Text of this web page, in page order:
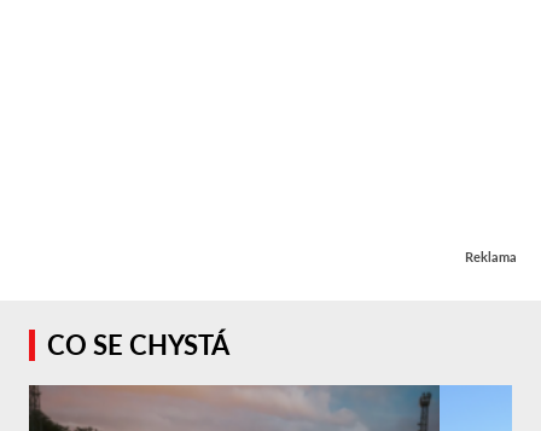
Reklama
CO SE CHYSTÁ